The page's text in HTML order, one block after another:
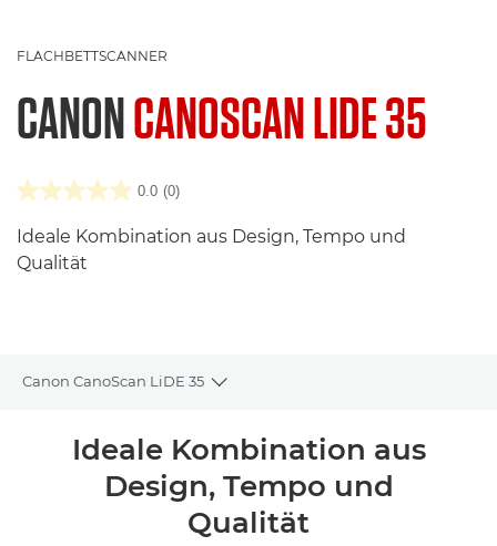
FLACHBETTSCANNER
CANONCANOSCAN LIDE 35
0.0 (0)
Ideale Kombination aus Design, Tempo und
Qualität
Canon CanoScan LiDE 35
Toggle breadcrumbs
Übersicht
Technische Daten
Ideale Kombination aus
Design, Tempo und
Qualität